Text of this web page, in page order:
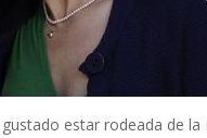
estar rodeada de